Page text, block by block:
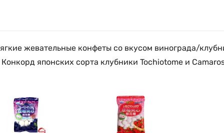
жевательные конфеты со вкусом винограда/
японских сорта клубники Tochiotome и